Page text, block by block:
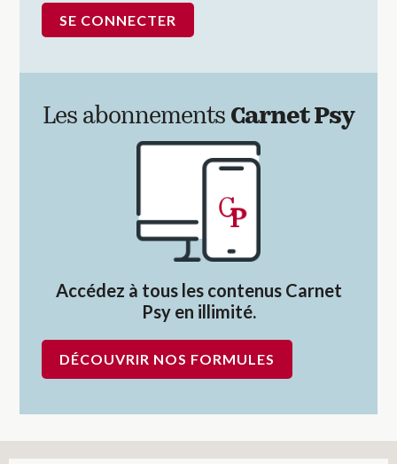
Les abonnements Carnet Psy
Accédez à tous les contenus Carnet
Psy en illimité.
DÉCOUVRIR NOS FORMULES